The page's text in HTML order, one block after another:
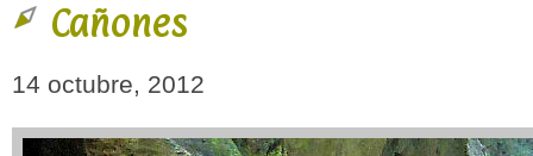
Cañones
14 octubre, 2012